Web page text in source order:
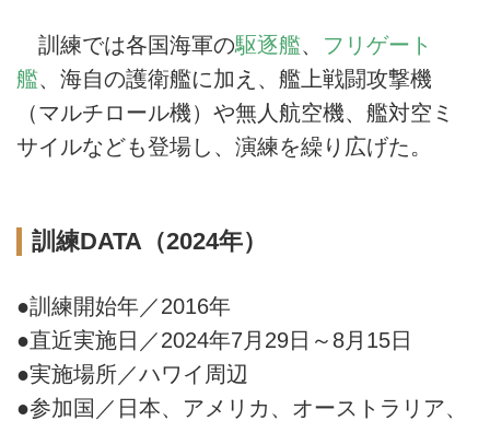
訓練では各国海軍の駆逐艦、 フリゲート
艦、海自の護衛艦に加え、艦上戦闘攻撃機
（マルチロール機）や無人航空機、艦対空ミ
サイルなども登場し、演練を繰り広げた。
訓練DATA（2024年）
●訓練開始年／2016年
●直近実施日／2024年7月29日～8月15日
●実施場所／ハワイ周辺
●参加国／日本、アメリカ、オーストラリア、